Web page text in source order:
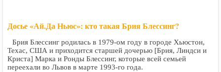
Досье «Ай.Да Ньюс»: кто такая Брия Блессинг?
Брия Блессинг родилась в 1979-ом году в городе Хьюстон,
Техас, США и приходится старшей дочерью [Брия, Линдси и
Криста] Марка и Ронды Блессинг, которые всей семьей
переехали во Львов в марте 1993-го года.